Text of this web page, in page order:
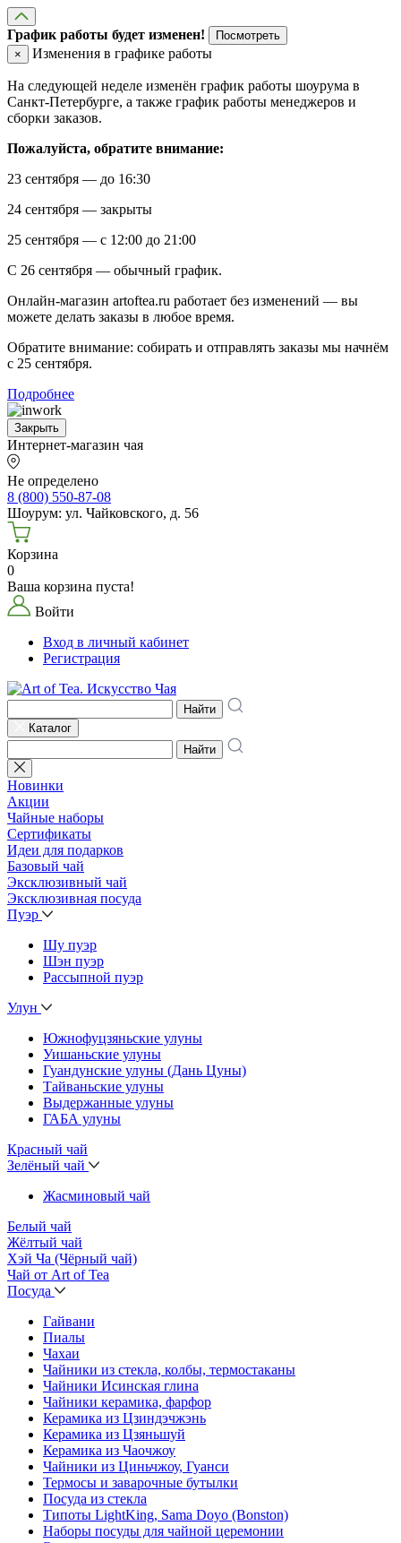
График работы будет изменен!
Посмотреть
×
Изменения в графике работы
На следующей неделе изменён график работы шоурума в
Санкт-Петербурге, а также график работы менеджеров и
сборки заказов.
Пожалуйста, обратите внимание:
23 сентября — до 16:30
24 сентября — закрыты
25 сентября — с 12:00 до 21:00
С 26 сентября — обычный график.
Онлайн-магазин artoftea.ru работает без изменений — вы
можете делать заказы в любое время.
Обратите внимание: собирать и отправлять заказы мы начнём
с 25 сентября.
Подробнее
Закрыть
Интернет-магазин чая
Не определено
8 (800) 550-87-08
Шоурум: ул. Чайковского, д. 56
Корзина
0
Ваша корзина пуста!
Войти
Вход в личный кабинет
Регистрация
Найти
Каталог
Найти
Новинки
Акции
Чайные наборы
Сертификаты
Идеи для подарков
Базовый чай
Эксклюзивный чай
Эксклюзивная посуда
Пуэр
Шу пуэр
Шэн пуэр
Рассыпной пуэр
Улун
Южнофуцзяньские улуны
Уишаньские улуны
Гуандунские улуны (Дань Цуны)
Тайваньские улуны
Выдержанные улуны
ГАБА улуны
Красный чай
Зелёный чай
Жасминовый чай
Белый чай
Жёлтый чай
Хэй Ча (Чёрный чай)
Чай от Art of Tea
Посуда
Гайвани
Пиалы
Чахаи
Чайники из стекла, колбы, термостаканы
Чайники Исинская глина
Чайники керамика, фарфор
Керамика из Цзиндэчжэнь
Керамика из Цзяньшуй
Керамика из Чаочжоу
Чайники из Циньчжоу, Гуанси
Термосы и заварочные бутылки
Посуда из стекла
Типоты LightKing, Sama Doyo (Bonston)
Наборы посуды для чайной церемонии